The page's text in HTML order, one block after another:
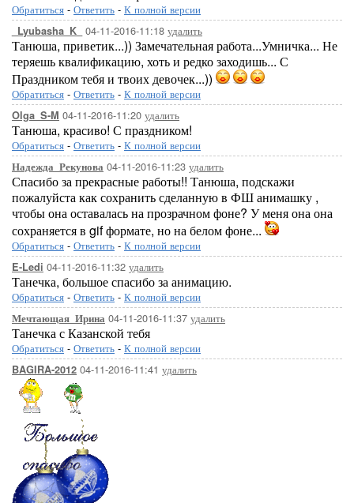
Обратиться - Ответить - К полной версии
_Lyubasha_K_ 04-11-2016-11:18 удалить
Танюша, приветик...)) Замечательная работа...Умничка... Не
теряешь квалификацию, хоть и редко заходишь... С
Праздником тебя и твоих девочек...))
Обратиться - Ответить - К полной версии
Olga_S-M 04-11-2016-11:20 удалить
Танюша, красиво! С праздником!
Обратиться - Ответить - К полной версии
Надежда_Рекунова 04-11-2016-11:23 удалить
Спасибо за прекрасные работы!! Танюша, подскажи
пожалуйста как сохранить сделанную в ФШ анимашку ,
чтобы она оставалась на прозрачном фоне? У меня она она
сохраняется в gif формате, но на белом фоне...
Обратиться - Ответить - К полной версии
E-Ledi 04-11-2016-11:32 удалить
Танечка, большое спасибо за анимацию.
Обратиться - Ответить - К полной версии
Мечтающая_Ирина 04-11-2016-11:37 удалить
Танечка с Казанской тебя
Обратиться - Ответить - К полной версии
BAGIRA-2012 04-11-2016-11:41 удалить